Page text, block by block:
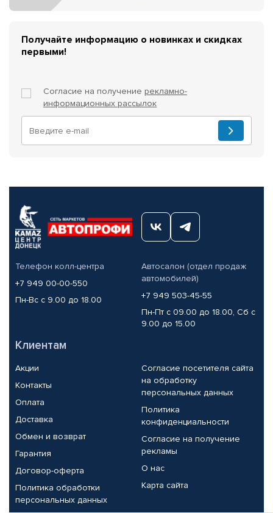
Получайте информацию о новинках и скидках
первыми!
Согласие на получение рекламно-
информационных рассылок
Телефон колл-центра
+7 949 00-00-550
Пн-Вс с 9.00 до 18.00
Автосалон (отдел продаж
автомобилей)
+7 949 503-45-55
Пн-Пт с 09.00 до 18.00, Сб с
9.00 до 15.00
Клиентам
Акции
Контакты
Оплата
Доставка
Обмен и возврат
Гарантия
Договор-оферта
Политика обработки
персональных данных
Согласие посетителя сайта
на обработку
персональных данных
Политика
конфиденциальности
Согласие на получение
рекламы
О нас
Карта сайта